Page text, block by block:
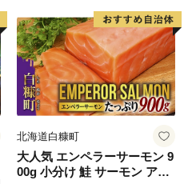
北海道白糠町
大人気 エンペラーサーモン 9
00g 小分け 鮭 サーモン アト